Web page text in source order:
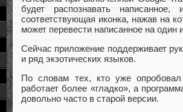
будет распознавать
соответствующая иконка, нажав на
может перевести написанное на один
Сейчас приложение поддерживает
и ряд экзотических языков.
По словам тех, кто уже
работает более «гладко», а
довольно часто в старой версии.